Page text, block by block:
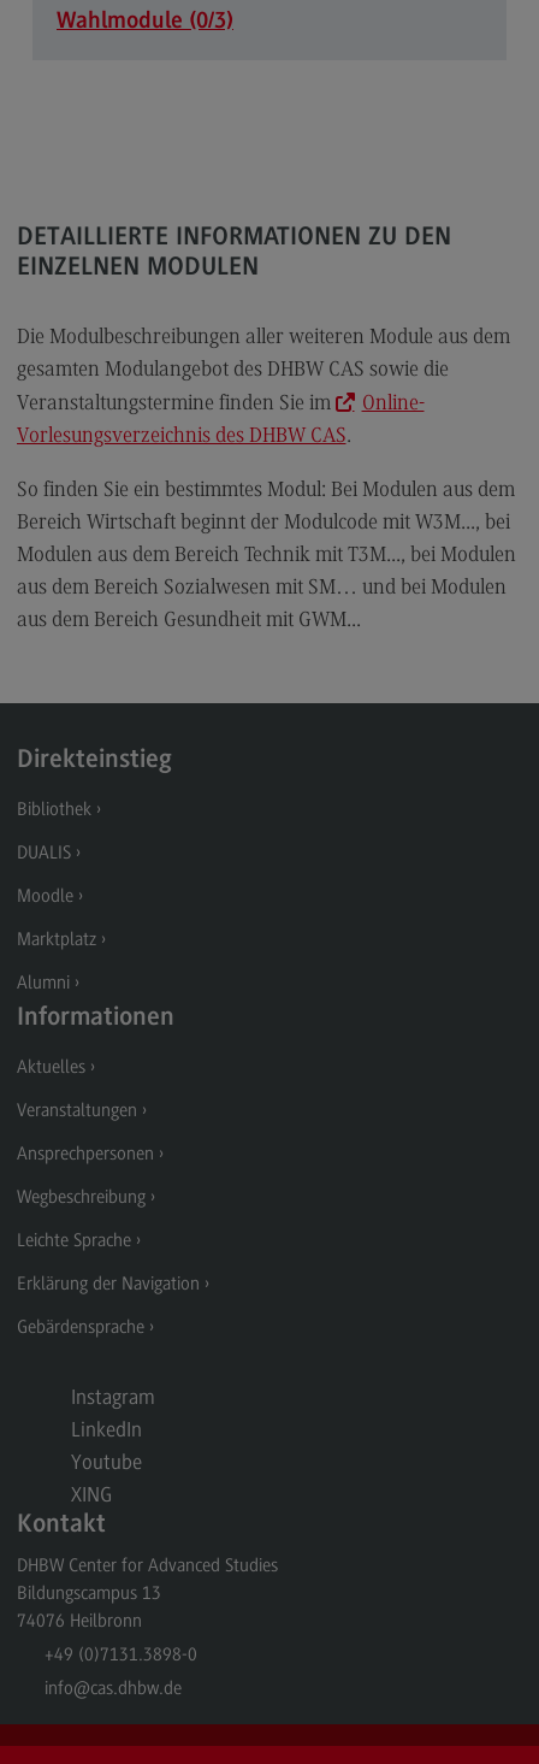
Entrepreneurship
Executive Engineering
Besonderheiten und Highlights
Berufsperspektiven
Kontakt
Modulangebot
Berufsperspektiven
Modulangebot
Berufsperspektiven
Kontakt
Governance Sozialer Arbeit
Governance Sozialer Arbeit
Modulangebot
Berufsperspektiven
Kontakt
Informatik
Informatik
Profil-O-Mat Informatik
Rahmenbedingungen
Modulangebot
Berufsperspektiven
Integrated Engineering
Integrated Engineering
Rahmenbedingungen
Berufsperspektiven
Kontakt
Intensive Care
Intensive Care
Wahlmodule (0/3)
DETAILLIERTE INFORMATIONEN ZU DEN
EINZELNEN MODULEN
Die Modulbeschreibungen aller weiteren Module aus dem
gesamten Modulangebot des DHBW CAS sowie die
Veranstaltungstermine finden Sie im
Online-
Vorlesungsverzeichnis des DHBW CAS.
So finden Sie ein bestimmtes Modul: Bei Modulen aus dem
Bereich Wirtschaft beginnt der Modulcode mit W3M..., bei
Modulen aus dem Bereich Technik mit T3M..., bei Modulen
aus dem Bereich Sozialwesen mit SM… und bei Modulen
aus dem Bereich Gesundheit mit GWM...
Direkteinstieg
Bibliothek
DUALIS
Moodle
Marktplatz
Alumni
Informationen
Aktuelles
Veranstaltungen
Ansprechpersonen
Wegbeschreibung
Leichte Sprache
Erklärung der Navigation
Gebärdensprache
Instagram
LinkedIn
Youtube
XING
Kontakt
DHBW Center for Advanced Studies
Bildungscampus 13
74076 Heilbronn
+49 (0)7131.3898-0
info@cas.dhbw.de